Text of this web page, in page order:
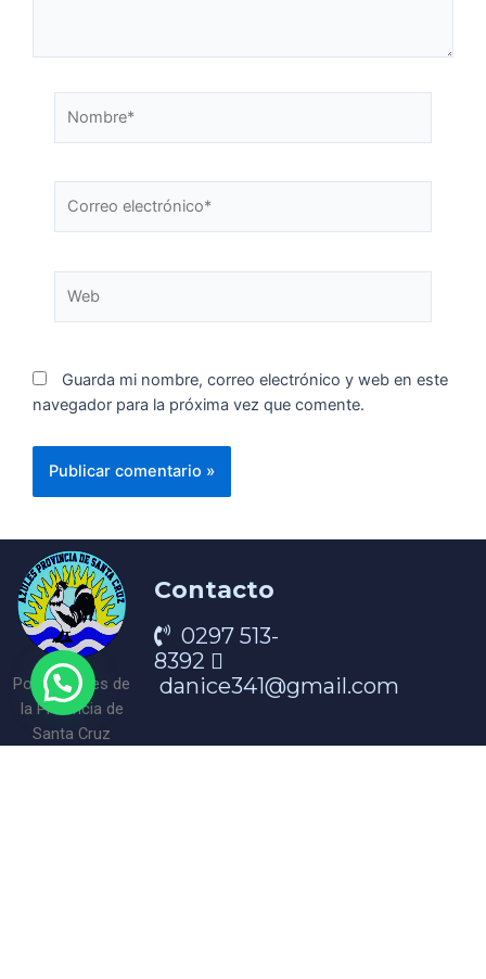
Guarda mi nombre, correo electrónico y web en este
navegador para la próxima vez que comente.
Portal Azules de
la Provincia de
Santa Cruz
Contacto
0297 513-
8392
danice341@gmail.com